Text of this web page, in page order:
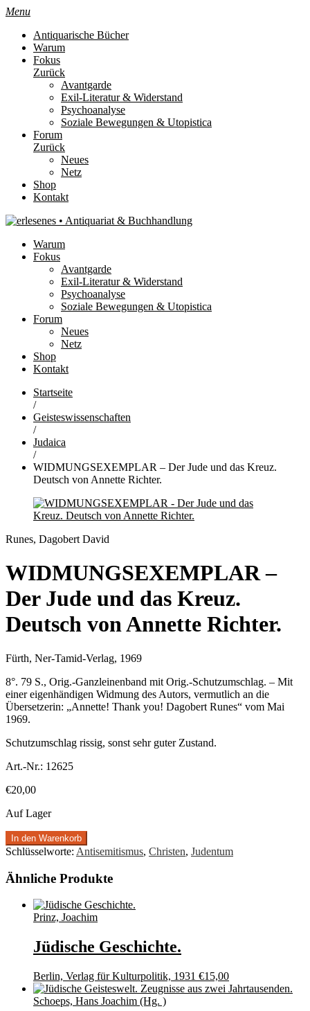
Menu
Antiquarische Bücher
Warum
Fokus
Zurück
Avantgarde
Exil-Literatur & Widerstand
Psychoanalyse
Soziale Bewegungen & Utopistica
Forum
Zurück
Neues
Netz
Shop
Kontakt
Warum
Fokus
Avantgarde
Exil-Literatur & Widerstand
Psychoanalyse
Soziale Bewegungen & Utopistica
Forum
Neues
Netz
Shop
Kontakt
Startseite
/
Geisteswissenschaften
/
Judaica
/
WIDMUNGSEXEMPLAR – Der Jude und das Kreuz.
Deutsch von Annette Richter.
Runes, Dagobert David
WIDMUNGSEXEMPLAR –
Der Jude und das Kreuz.
Deutsch von Annette Richter.
Fürth, Ner-Tamid-Verlag, 1969
8°. 79 S., Orig.-Ganzleinenband mit Orig.-Schutzumschlag. – Mit
einer eigenhändigen Widmung des Autors, vermutlich an die
Übersetzerin: „Annette! Thank you! Dagobert Runes“ vom Mai
1969.
Schutzumschlag rissig, sonst sehr guter Zustand.
Art.-Nr.: 12625
€20,00
Auf Lager
In den Warenkorb
Schlüsselworte: Antisemitismus, Christen, Judentum
Ähnliche Produkte
Prinz, Joachim
Jüdische Geschichte.
Berlin, Verlag für Kulturpolitik, 1931 €15,00
Schoeps, Hans Joachim (Hg. )